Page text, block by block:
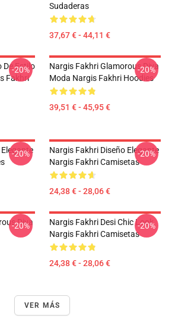
Sudaderas
37,67 € - 44,11 €
De Estilo
Fakhri
-20%
Nargis Fakhri Glamorous Diva
Moda Nargis Fakhri Hoodies
39,51 € - 45,95 €
-20%
-20%
Nargis Fakhri Diseño Elegante
Nargis Fakhri Camisetas
24,38 € - 28,06 €
-20%
Diva
-20%
Nargis Fakhri Desi Chic Look
Nargis Fakhri Camisetas
24,38 € - 28,06 €
-20%
VER MÁS